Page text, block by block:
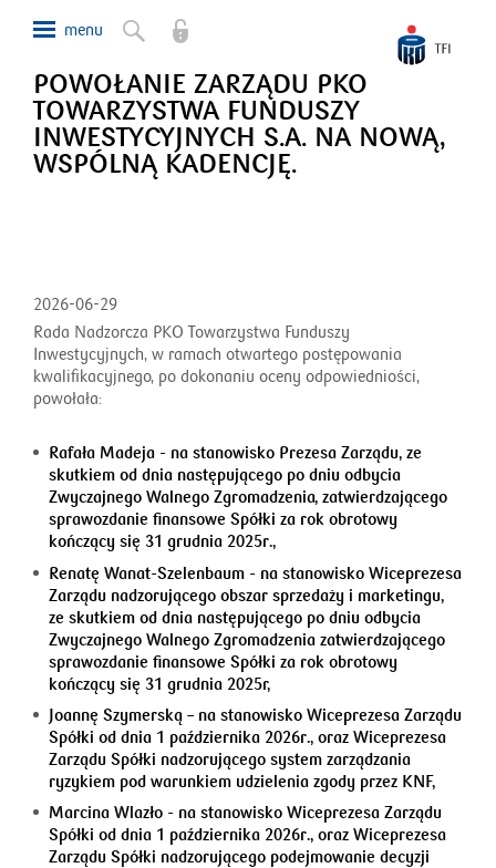
POWOŁANIE ZARZĄDU PKO
TOWARZYSTWA FUNDUSZY
INWESTYCYJNYCH S.A. NA NOWĄ,
WSPÓLNĄ KADENCJĘ.
2026-06-29
Rada Nadzorcza PKO Towarzystwa Funduszy
Inwestycyjnych, w ramach otwartego postępowania
kwalifikacyjnego, po dokonaniu oceny odpowiedniości,
powołała:
Rafała Madeja - na stanowisko Prezesa Zarządu, ze
skutkiem od dnia następującego po dniu odbycia
Zwyczajnego Walnego Zgromadzenia, zatwierdzającego
sprawozdanie finansowe Spółki za rok obrotowy
kończący się 31 grudnia 2025r.,
Renatę Wanat-Szelenbaum - na stanowisko Wiceprezesa
Zarządu nadzorującego obszar sprzedaży i marketingu,
ze skutkiem od dnia następującego po dniu odbycia
Zwyczajnego Walnego Zgromadzenia zatwierdzającego
sprawozdanie finansowe Spółki za rok obrotowy
kończący się 31 grudnia 2025r,
Joannę Szymerską – na stanowisko Wiceprezesa Zarządu
Spółki od dnia 1 października 2026r., oraz Wiceprezesa
Zarządu Spółki nadzorującego system zarządzania
ryzykiem pod warunkiem udzielenia zgody przez KNF,
Marcina Wlazło - na stanowisko Wiceprezesa Zarządu
Spółki od dnia 1 października 2026r., oraz Wiceprezesa
Zarządu Spółki nadzorującego podejmowanie decyzji